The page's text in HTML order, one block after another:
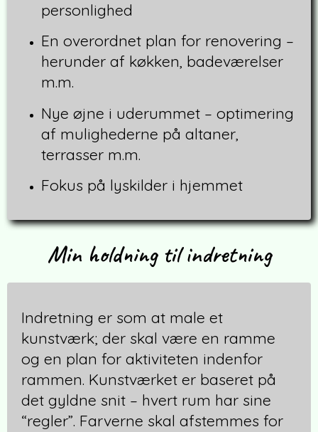
personlighed
En overordnet plan for renovering –
herunder af køkken, badeværelser
m.m.
Nye øjne i uderummet – optimering
af mulighederne på altaner,
terrasser m.m.
Fokus på lyskilder i hjemmet
Min holdning til indretning
Indretning er som at male et
kunstværk; der skal være en ramme
og en plan for aktiviteten indenfor
rammen. Kunstværket er baseret på
det gyldne snit – hvert rum har sine
“regler”. Farverne skal afstemmes for